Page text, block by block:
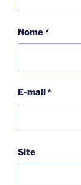
Nome*
E-mail*
Site